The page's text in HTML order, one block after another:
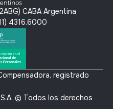
CABA Argentina
4316.6000
registrado
© Todos los derechos